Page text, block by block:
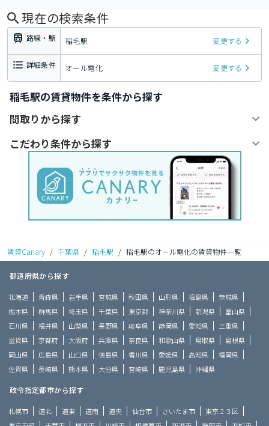
現在の検索条件
路線・駅 稲毛駅 変更する
詳細条件 オール電化 変更する
稲毛駅の賃貸物件を条件から探す
間取りから探す
こだわり条件から探す
賃貸Canary / 千葉県 / 稲毛駅 / 稲毛駅のオール電化の賃貸物件一覧
都道府県から探す
北海道 青森県 岩手県 宮城県 秋田県 山形県 福島県
茨城県
栃木県
群馬県 埼玉県 千葉県 東京都 神奈川県 新潟県
富山県
石川県
福井県 山梨県 長野県 岐阜県 静岡県 愛知県
三重県
滋賀県
京都府 大阪府 兵庫県 奈良県 和歌山県 鳥取県
島根県
岡山県
広島県 山口県 徳島県 香川県 愛媛県 高知県
福岡県
佐賀県
長崎県 熊本県 大分県 宮崎県 鹿児島県 沖縄県
政令指定都市から探す
札幌市 道北 道東 道南 道央 仙台市 さいたま市
東京２３区